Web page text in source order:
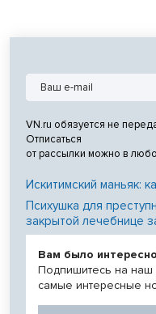
VN.ru обязуется не
Отписаться
от рассылки можно в
Искитимский маньяк:
Психушка для
закрытой лечебнице
Вам было
Подпишитесь на наш
самые интересные